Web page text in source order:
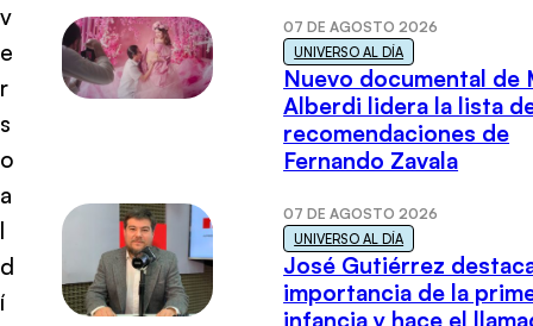
v
e
r
s
o
a
l
d
í
07 DE AGOSTO 2026
UNIVERSO AL DÍA
Nuevo documental de
Alberdi lidera la lista
recomendaciones de
Fernando Zavala
07 DE AGOSTO 2026
UNIVERSO AL DÍA
José Gutiérrez
importancia de la